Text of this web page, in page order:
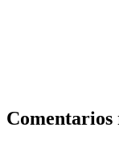
Comentarios